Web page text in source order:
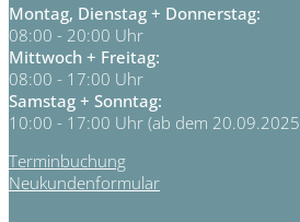
Montag, Dienstag + Donnerstag:
08:00 - 20:00 Uhr
Mittwoch + Freitag:
08:00 - 17:00 Uhr
Samstag + Sonntag:
10:00 - 17:00 Uhr (ab dem
Terminbuchung
Neukundenformular